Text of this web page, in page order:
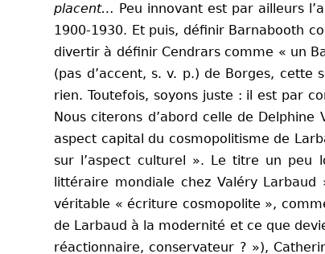
placent… Peu innovant est par ailleurs
1900-1930. Et puis, définir Barnabooth
divertir à définir Cendrars comme « un
(pas d’accent, s. v. p.) de Borges,
rien. Toutefois, soyons juste : il est par
Nous citerons d’abord celle de
aspect capital du cosmopolitisme de
sur l’aspect culturel ». Le titre un peu
littéraire mondiale chez Valéry
véritable « écriture cosmopolite »,
de Larbaud à la modernité et ce que
réactionnaire, conservateur ? »),